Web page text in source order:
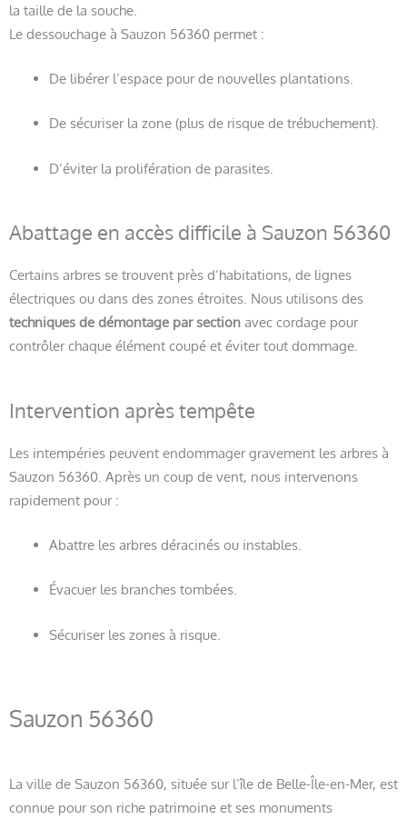
la taille de la souche.
Le dessouchage à Sauzon 56360 permet :
De libérer l’espace pour de nouvelles plantations.
De sécuriser la zone (plus de risque de trébuchement).
D’éviter la prolifération de parasites.
Abattage en accès difficile à Sauzon 56360
Certains arbres se trouvent près d’habitations, de lignes
électriques ou dans des zones étroites. Nous utilisons des
techniques de démontage par section avec cordage pour
contrôler chaque élément coupé et éviter tout dommage.
Intervention après tempête
Les intempéries peuvent endommager gravement les arbres à
Sauzon 56360. Après un coup de vent, nous intervenons
rapidement pour :
Abattre les arbres déracinés ou instables.
Évacuer les branches tombées.
Sécuriser les zones à risque.
Sauzon 56360
La ville de Sauzon 56360, située sur l’île de Belle-Île-en-Mer, est
connue pour son riche patrimoine et ses monuments